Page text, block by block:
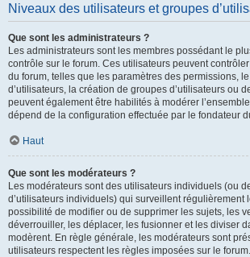
Niveaux des utilisateurs et groupes
Que sont les administrateurs ?
Les administrateurs sont les membres possédant le
contrôle sur le forum. Ces utilisateurs peuvent
du forum, telles que les paramètres des permissions,
d’utilisateurs, la création de groupes d’utilisateurs ou
peuvent également être habilités à modérer
dépend de la configuration effectuée par le fondateur
Haut
Que sont les modérateurs ?
Les modérateurs sont des utilisateurs individuels (ou
d’utilisateurs individuels) qui surveillent régulièrement
possibilité de modifier ou de supprimer les sujets, les
déverrouiller, les déplacer, les fusionner et les diviser
modèrent. En règle générale, les modérateurs sont
utilisateurs respectent les règles imposées sur le forum.